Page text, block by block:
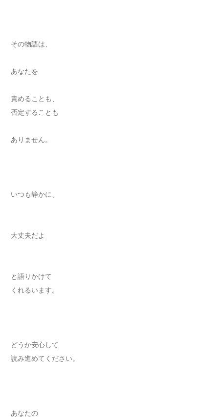
その物語は、
あなたを
責めることも、
否定することも
ありません。
いつも静かに、
大丈夫だよ
と語りかけて
くれるいます。
どうか安心して
読み進めてください。
あなたの